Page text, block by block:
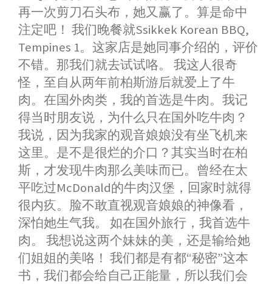
再一次剪刀石头布，她又赢了。算是命中
注定吧！ 我们晚餐就Ssikkek Korean BBQ,
Tempines 1。这家店是她同事介绍的，评价
不错。那我们就去试试咯。 我这人很奇
怪，至自从两年前柏斯游后就爱上了牛
肉。在国外肉类，我的首选是牛肉。我记
得当时朋友说，为什么只在国外吃牛肉？
我说，因为我家的观音娘娘没有坐飞机来
这里。是不是很烂的介口？其实当时在柏
斯，才发现牛肉那么美味而已。曾经在太
平吃过McDonald的牛肉汉堡，回家时就得
很内疚。脸不敢直视观音娘娘的神像看，
深怕她生气我。 如在国外旅行，我首选牛
肉。 我想说这两个妹妹的美，还是输给她
们姐姐的美咯！ 我们都是有都“秘密”这本
书，我们都会给自己正能量，所以我们会